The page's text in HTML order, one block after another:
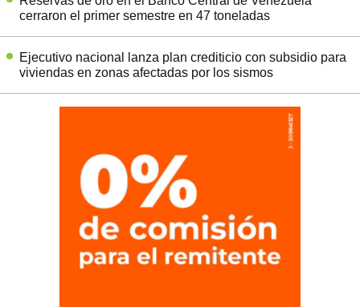
cerraron el primer semestre en 47 toneladas
Ejecutivo nacional lanza plan crediticio con subsidio para
viviendas en zonas afectadas por los sismos